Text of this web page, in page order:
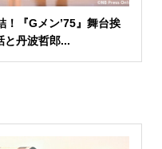
！『Gメン’75』舞台挨
と丹波哲郎...